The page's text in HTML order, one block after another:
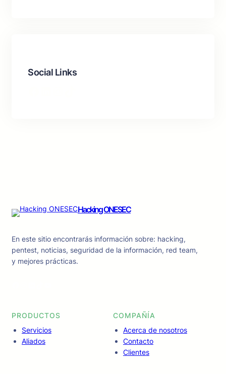
Social Links
Hacking ONESEC
En este sitio encontrarás información sobre: hacking,
pentest, noticias, seguridad de la información, red team,
y mejores prácticas.
PRODUCTOS
Servicios
Aliados
COMPAÑÍA
Acerca de nosotros
Contacto
Clientes